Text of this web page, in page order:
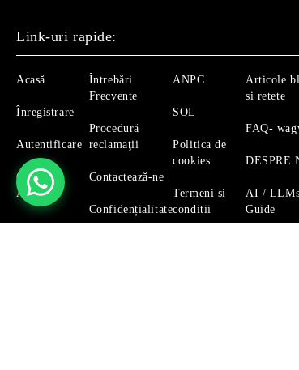
Link-uri rapide:
Acasă
Înregistrare
Autentificare
Căutare
Avansată
Întrebări
Frecvente
Procedură
reclamaţii
Contactează-ne
Confidențialitate
ANPC
SOL
Politica de
cookies
Termeni si
conditii
Articole
si retete
FAQ-
DESPRE
AI / LLMs
Guide